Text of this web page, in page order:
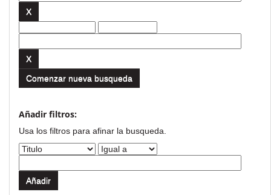
Comenzar nueva busqueda
Añadir filtros:
Usa los filtros para afinar la busqueda.